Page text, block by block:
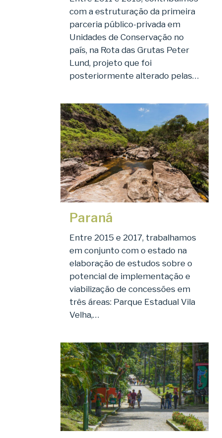
com a estruturação da primeira
parceria público-privada em
Unidades de Conservação no
país, na Rota das Grutas Peter
Lund, projeto que foi
posteriormente alterado pelas…
Paraná
Entre 2015 e 2017, trabalhamos
em conjunto com o estado na
elaboração de estudos sobre o
potencial de implementação e
viabilização de concessões em
três áreas: Parque Estadual Vila
Velha,…